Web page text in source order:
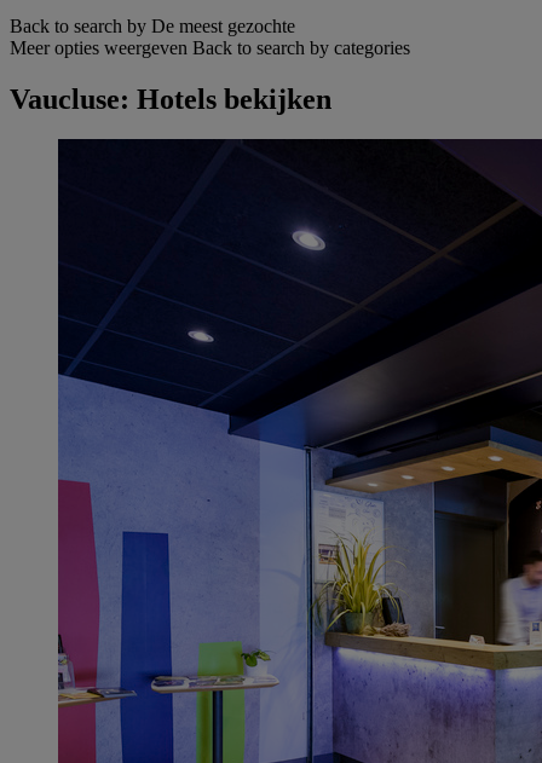
Back to search by De meest gezochte
Meer opties weergeven Back to search by categories
Vaucluse: Hotels bekijken